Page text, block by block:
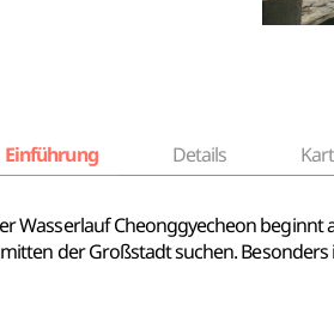
Einführung Details
Wasserlauf Cheonggyecheon beginnt
der Großstadt suchen.